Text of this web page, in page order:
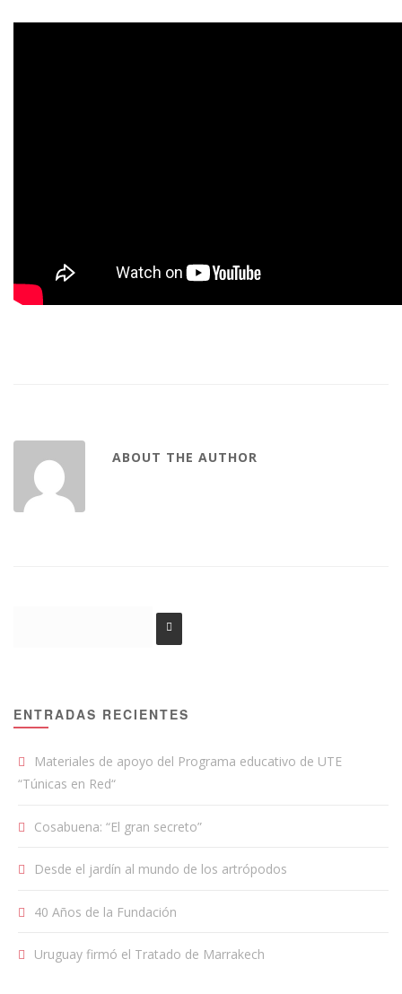
ABOUT THE AUTHOR
ENTRADAS RECIENTES
Materiales de apoyo del Programa educativo de UTE
“Túnicas en Red“
Cosabuena: “El gran secreto”
Desde el jardín al mundo de los artrópodos
40 Años de la Fundación
Uruguay firmó el Tratado de Marrakech